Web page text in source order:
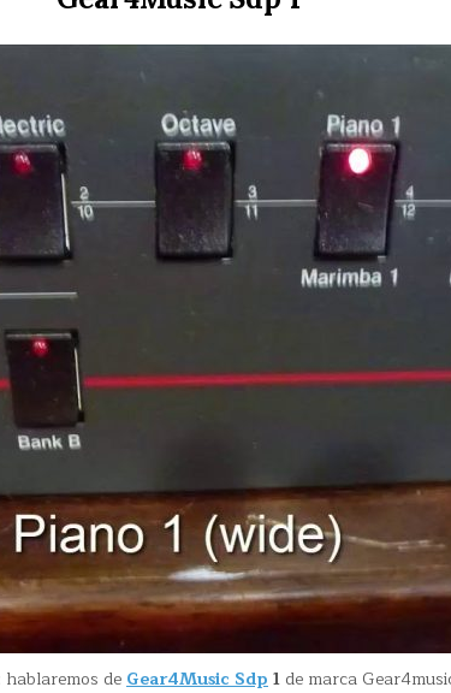
deGear4Music Sdp1 de marca